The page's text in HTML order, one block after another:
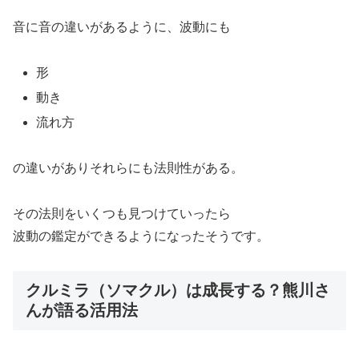
音に音の違いがあるように、波動にも
形
動き
流れ方
の違いがありそれらにも法則性がある。
その法則をいくつも見つけていったら
波動の鑑定ができるようになったそうです。
クルミラ（ソマクル）は成長する？熊川さ
んが語る活用法